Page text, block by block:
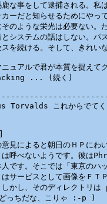
鹿な事をして逮捕される。私
カーだと知らせるためにやっ
のような栄光は必要ない。
システムの話はしない。パ
を続ける。そして、きれい
ュアルで君が本質を捉えて
... (続く)
Torvalds これからでて
意見によると朝日のＨＰにわ
は呼べないようです。彼
人です。そこでは「東京の
サービスとして画像をＦＴ
しかし、そのディレクトリ
っちだな、こりゃ :-p )